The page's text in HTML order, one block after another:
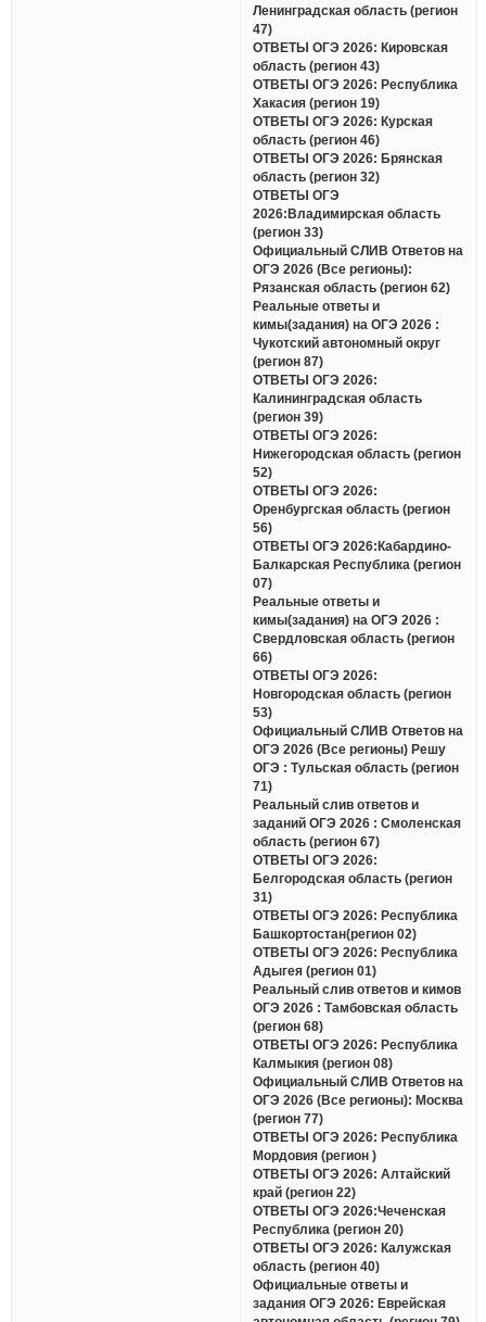
Ленинградская область (регион
47)
ОТВЕТЫ ОГЭ 2026: Кировская
область (регион 43)
ОТВЕТЫ ОГЭ 2026: Республика
Хакасия (регион 19)
ОТВЕТЫ ОГЭ 2026: Курская
область (регион 46)
ОТВЕТЫ ОГЭ 2026: Брянская
область (регион 32)
ОТВЕТЫ ОГЭ
2026:Владимирская область
(регион 33)
Официальный СЛИВ Ответов на
ОГЭ 2026 (Все регионы):
Рязанская область (регион 62)
Реальные ответы и
кимы(задания) на ОГЭ 2026 :
Чукотский автономный округ
(регион 87)
ОТВЕТЫ ОГЭ 2026:
Калининградская область
(регион 39)
ОТВЕТЫ ОГЭ 2026:
Нижегородская область (регион
52)
ОТВЕТЫ ОГЭ 2026:
Оренбургская область (регион
56)
ОТВЕТЫ ОГЭ 2026:Кабардино-
Балкарская Республика (регион
07)
Реальные ответы и
кимы(задания) на ОГЭ 2026 :
Свердловская область (регион
66)
ОТВЕТЫ ОГЭ 2026:
Новгородская область (регион
53)
Официальный СЛИВ Ответов на
ОГЭ 2026 (Все регионы) Решу
ОГЭ : Тульская область (регион
71)
Реальный слив ответов и
заданий ОГЭ 2026 : Смоленская
область (регион 67)
ОТВЕТЫ ОГЭ 2026:
Белгородская область (регион
31)
ОТВЕТЫ ОГЭ 2026: Республика
Башкортостан(регион 02)
ОТВЕТЫ ОГЭ 2026: Республика
Адыгея (регион 01)
Реальный слив ответов и кимов
ОГЭ 2026 : Тамбовская область
(регион 68)
ОТВЕТЫ ОГЭ 2026: Республика
Калмыкия (регион 08)
Официальный СЛИВ Ответов на
ОГЭ 2026 (Все регионы): Москва
(регион 77)
ОТВЕТЫ ОГЭ 2026: Республика
Мордовия (регион )
ОТВЕТЫ ОГЭ 2026: Алтайский
край (регион 22)
ОТВЕТЫ ОГЭ 2026:Чеченская
Республика (регион 20)
ОТВЕТЫ ОГЭ 2026: Калужская
область (регион 40)
Официальные ответы и
задания ОГЭ 2026: Еврейская